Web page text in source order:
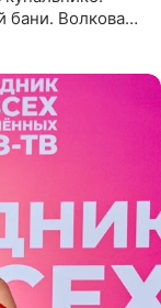
бани. Волкова